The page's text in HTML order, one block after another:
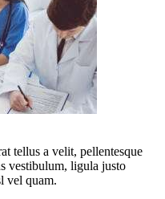
tellus a velit, pellentesque
vestibulum, ligula justo
vel quam.